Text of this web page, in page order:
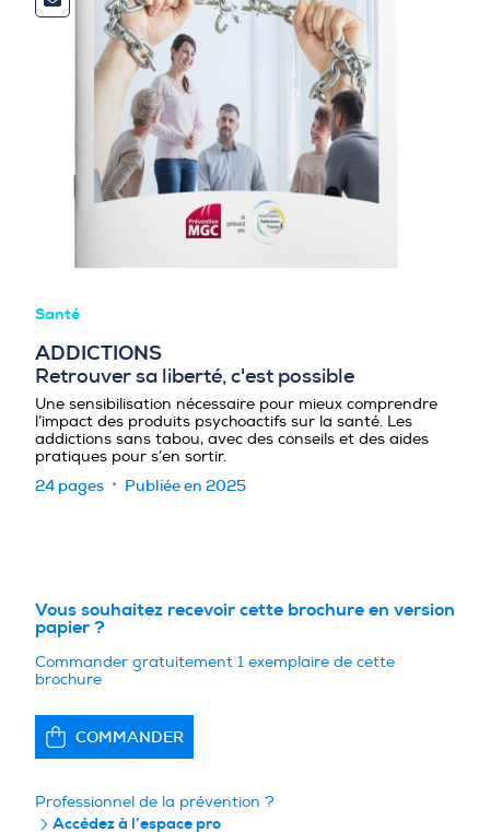
MA SANTÉ AU QUOTIDIEN
PROFESSIONNELS DE LA PRÉVENTION
Santé
ADDICTIONS
Retrouver sa liberté, c'est possible
Une sensibilisation nécessaire pour mieux comprendre
l’impact des produits psychoactifs sur la santé. Les
addictions sans tabou, avec des conseils et des aides
pratiques pour s’en sortir.
24 pages Publiée en 2025
Vous souhaitez recevoir cette brochure en version
papier ?
Commander gratuitement 1 exemplaire de cette
brochure
COMMANDER
Professionnel de la prévention ?
Accédez à l’espace pro